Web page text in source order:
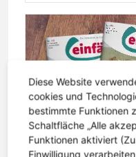
Diese Website
cookies und
bestimmte Funktionen
Schaltfläche „Alle
Funktionen aktiviert
Einwilligung